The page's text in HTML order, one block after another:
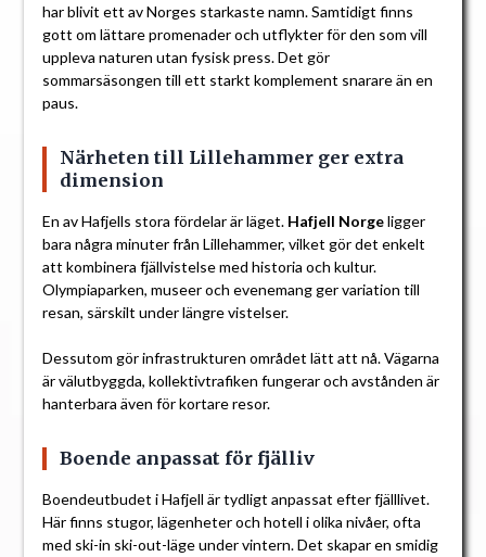
har blivit ett av Norges starkaste namn. Samtidigt finns
gott om lättare promenader och utflykter för den som vill
uppleva naturen utan fysisk press. Det gör
sommarsäsongen till ett starkt komplement snarare än en
paus.
Närheten till Lillehammer ger extra
dimension
En av Hafjells stora fördelar är läget. Hafjell Norgeligger
bara några minuter från Lillehammer, vilket gör det enkelt
att kombinera fjällvistelse med historia och kultur.
Olympiaparken, museer och evenemang ger variation till
resan, särskilt under längre vistelser.
Dessutom gör infrastrukturen området lätt att nå. Vägarna
är välutbyggda, kollektivtrafiken fungerar och avstånden är
hanterbara även för kortare resor.
Boende anpassat för fjälliv
Boendeutbudet i Hafjell är tydligt anpassat efter fjälllivet.
Här finns stugor, lägenheter och hotell i olika nivåer, ofta
med ski-in ski-out-läge under vintern. Det skapar en smidig